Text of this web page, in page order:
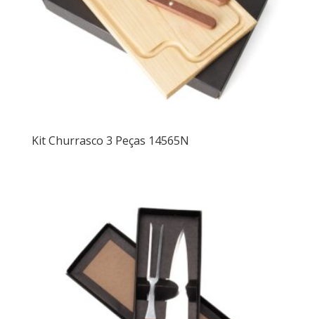
Kit Churrasco 3 Peças 14565N